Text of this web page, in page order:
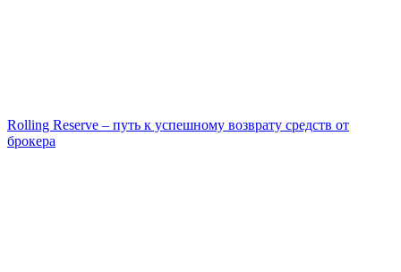
Rolling Reserve – путь к успешному возврату средств от
брокера